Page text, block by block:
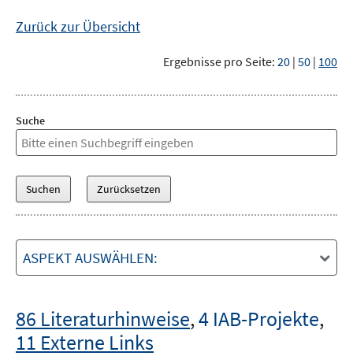
Zurück zur Übersicht
Ergebnisse pro Seite: 20 | 50 | 100
Suche
ASPEKT AUSWÄHLEN:
86 Literaturhinweise,4 IAB-Projekte,
11 Externe Links